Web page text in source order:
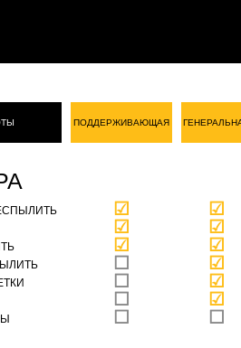
☑
☑
☑
☐
☐
☐
☐
ПОДДЕРЖИВАЮЩАЯ
☑
☑
☑
☑
☑
☑
☐